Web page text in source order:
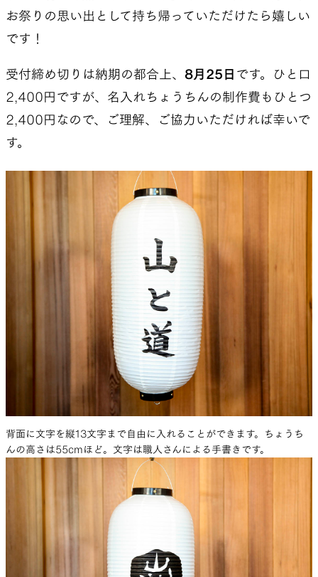
お祭りの思い出として持ち帰っていただけたら嬉しい
です！
受付締め切りは納期の都合上、 8月25日 です。ひと口
2,400円ですが、名入れちょうちんの制作費もひとつ
2,400円なので、ご理解、ご協力いただければ幸いで
す。
背面に文字を縦13文字まで自由に入れることができます。ちょうち
んの高さは55cmほど。文字は職人さんによる手書きです。